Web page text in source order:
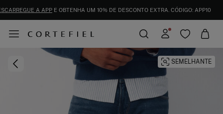
ENVIOS GRÁTIS PARA A LOJA E AO DOMICÍLIO A PARTIR DE 50€
SEMELHANTE